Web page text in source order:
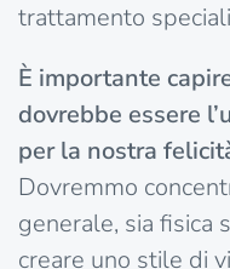
trattamento
È importante
dovrebbe essere
per la nostra
Dovremmo
generale, sia fisica
creare uno stile di